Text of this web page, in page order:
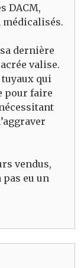
DACM,
dernière
valise.
qui
pour faire
vendus,
pas eu un